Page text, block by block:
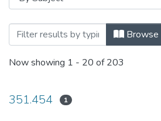
Browsing Вісник НТУУ
Browse
Now showing 1 - 20 of 203
351.454 1